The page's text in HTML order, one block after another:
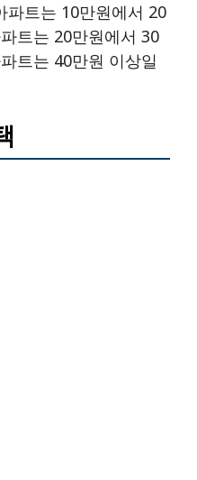
파트는 10만원에서 20
트는 20만원에서 30
트는 40만원 이상일